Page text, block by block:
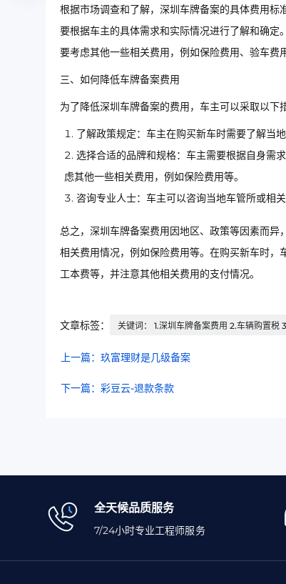
根据市场调查和了解，深圳车牌备案的具体费用
要根据车主的具体需求和实际情况进行了解和确
要考虑其他一些相关费用，例如保险费用、验车费
三、如何降低车牌备案费用
为了降低深圳车牌备案的费用，车主可以采取以下
了解政策规定：车主在购买新车时需要了解当
选择合适的品牌和规格：车主需要根据自身需
虑其他一些相关费用，例如保险费用等。
咨询专业人士：车主可以咨询当地车管所或相
总之，深圳车牌备案费用因地区、政策等因素而
相关费用情况，例如保险费用等。在购买新车时
工本费等，并注意其他相关费用的支付情况。
文章标签： 关键词： 1.深圳车牌备案费用 2.车辆购置税
上一篇：玖富理财是几级备案
下一篇：彩豆云-退款条款
全天候品质服务
7/24小时专业工程师服务